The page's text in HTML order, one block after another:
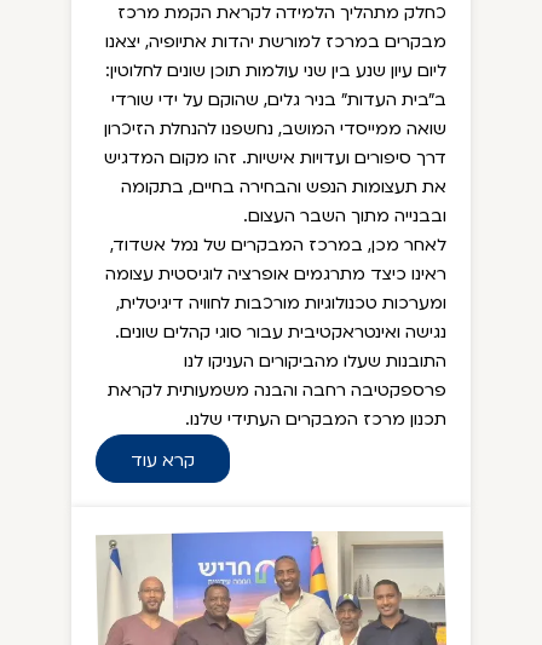
כחלק מתהליך הלמידה לקראת הקמת מרכז
מבקרים במרכז למורשת יהדות אתיופיה, יצאנו
ליום עיון שנע בין שני עולמות תוכן שונים לחלוטין:
ב"בית העדות" בניר גלים, שהוקם על ידי שורדי
שואה ממייסדי המושב, נחשפנו להנחלת הזיכרון
דרך סיפורים ועדויות אישיות. זהו מקום המדגיש
את תעצומות הנפש והבחירה בחיים, בתקומה
ובבנייה מתוך השבר העצום.
לאחר מכן, במרכז המבקרים של נמל אשדוד,
ראינו כיצד מתרגמים אופרציה לוגיסטית עצומה
ומערכות טכנולוגיות מורכבות לחוויה דיגיטלית,
נגישה ואינטראקטיבית עבור סוגי קהלים שונים.
התובנות שעלו מהביקורים העניקו לנו
פרספקטיבה רחבה והבנה משמעותית לקראת
תכנון מרכז המבקרים העתידי שלנו.
קרא עוד